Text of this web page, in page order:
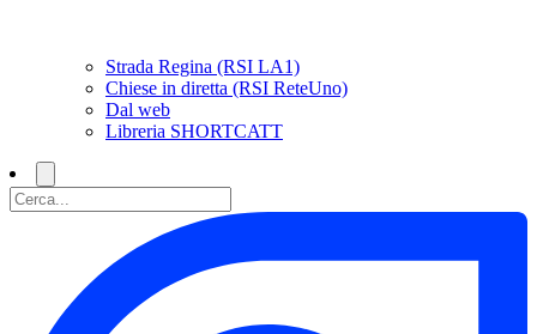
Strada Regina (RSI LA1)
Chiese in diretta (RSI ReteUno)
Dal web
Libreria SHORTCATT